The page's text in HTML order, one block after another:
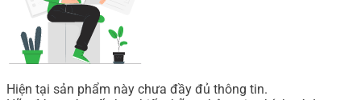
Hiện tại sản phẩm này chưa đầy đủ thông tin.